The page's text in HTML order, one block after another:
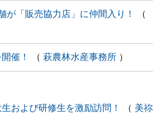
が「販売協力店」に仲間入り！
催！ 萩農林水産事務所
および研修生を激励訪問！
美祢